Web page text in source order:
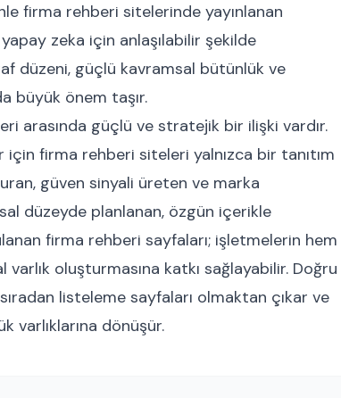
firma rehberi sitelerinde yayınlanan
zeka için anlaşılabilir şekilde
düzeni, güçlü kavramsal bütünlük ve
büyük önem taşır.
arasında güçlü ve stratejik bir ilişki vardır.
firma rehberi siteleri yalnızca bir tanıtım
güven sinyali üreten ve marka
düzeyde planlanan, özgün içerikle
firma rehberi sayfaları; işletmelerin hem
oluşturmasına katkı sağlayabilir. Doğru
listeleme sayfaları olmaktan çıkar ve
varlıklarına dönüşür.